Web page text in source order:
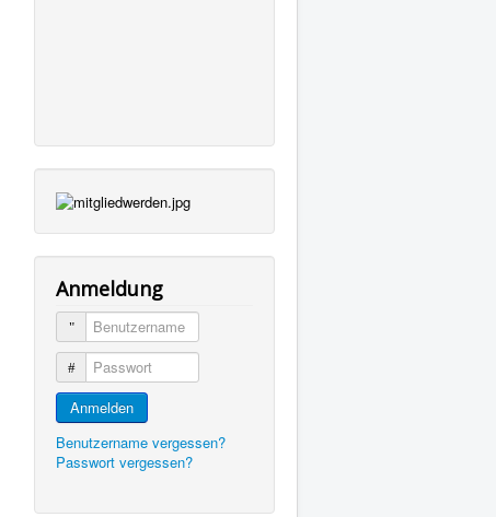
Anmeldung
Benutzername
Passwort
Anmelden
Benutzername vergessen?
Passwort vergessen?